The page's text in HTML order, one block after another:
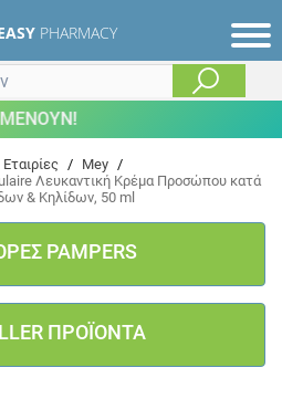
PHARMACY
Εταιρίες / Mey /
Λευκαντική Κρέμα Προσώπου κατά
& Κηλίδων, 50 ml
PAMPERS
ΠΡΟΪΟΝΤΑ